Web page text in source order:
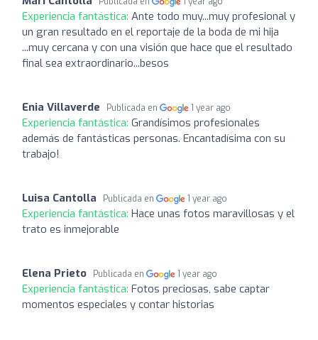
Experiencia fantástica: Ante todo muy...muy profesional y
un gran resultado en el reportaje de la boda de mi hija
...muy cercana y con una visión que hace que el resultado
final sea extraordinario...besos
Enia Villaverde Publicada en 1 year ago
Experiencia fantástica: Grandísimos profesionales
además de fantásticas personas. Encantadísima con su
trabajo!
Luisa Cantolla Publicada en 1 year ago
Experiencia fantástica: Hace unas fotos maravillosas y el
trato es inmejorable
Elena Prieto Publicada en 1 year ago
Experiencia fantástica: Fotos preciosas, sabe captar
momentos especiales y contar historias